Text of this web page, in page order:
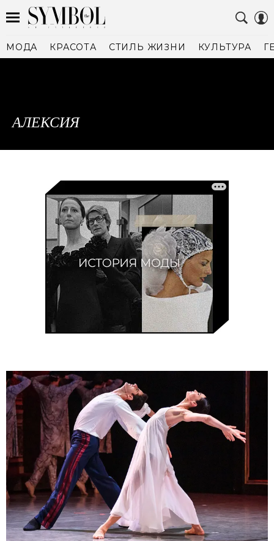
МОДА КРАСОТА СТИЛЬ ЖИЗНИ КУЛЬТУРА
АЛЕКСИЯ